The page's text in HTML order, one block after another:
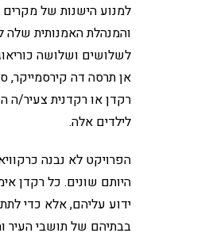
למנוע הישנות של מקרים
והמנהלת האמנותית שלה
לשלושים ושלושה
אן תרסה דה קירסמייקר,
רקדן או רקדנית צעיר/
לילדים אלה.
הפרויקט לא נבנה
היותם שונים. כל רקדן
ידוע עליהם, אלא כדי
בבתיהם של תושבי העיר